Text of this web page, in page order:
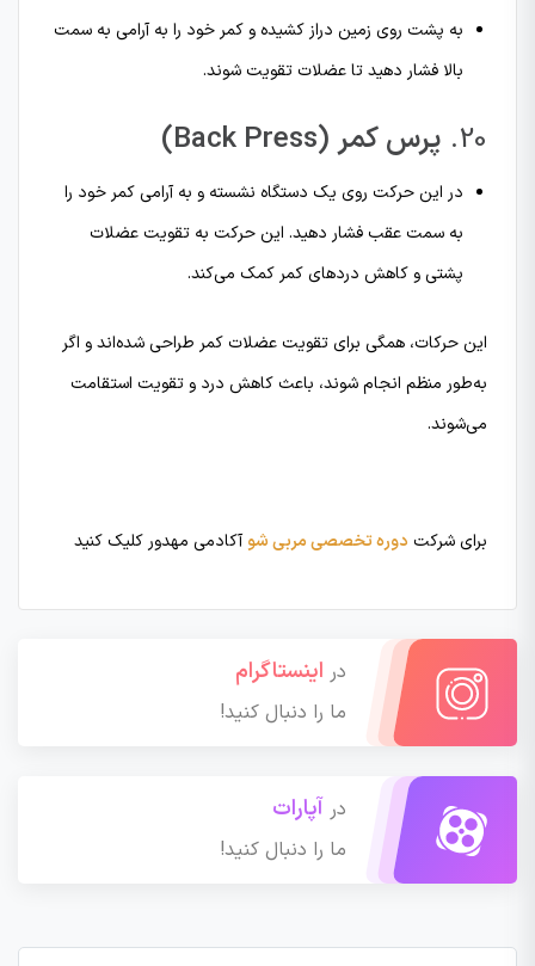
به پشت روی زمین دراز کشیده و کمر خود را به آرامی به سمت
بالا فشار دهید تا عضلات تقویت شوند.
20. پرس کمر (Back Press)
در این حرکت روی یک دستگاه نشسته و به آرامی کمر خود را
به سمت عقب فشار دهید. این حرکت به تقویت عضلات
پشتی و کاهش دردهای کمر کمک می‌کند.
این حرکات، همگی برای تقویت عضلات کمر طراحی شده‌اند و اگر
به‌طور منظم انجام شوند، باعث کاهش درد و تقویت استقامت
می‌شوند.
برای شرکت دوره تخصصی مربی شوآکادمی مهدور کلیک کنید
در اینستاگرام
ما را دنبال کنید!
در آپارات
ما را دنبال کنید!